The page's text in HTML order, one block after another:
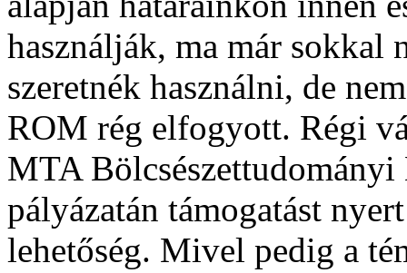
használják, ma már sokkal
szeretnék használni, de
ROM rég elfogyott. Régi
MTA
pályázatán támogatást
lehetőség. Mivel pedig a